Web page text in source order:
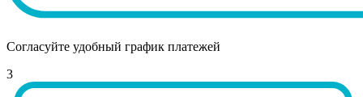
Согласуйте удобный график платежей
3